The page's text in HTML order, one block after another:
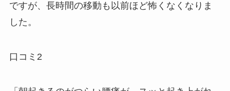
ですが、長時間の移動も以前ほど怖くなくなりま
した。
口コミ2